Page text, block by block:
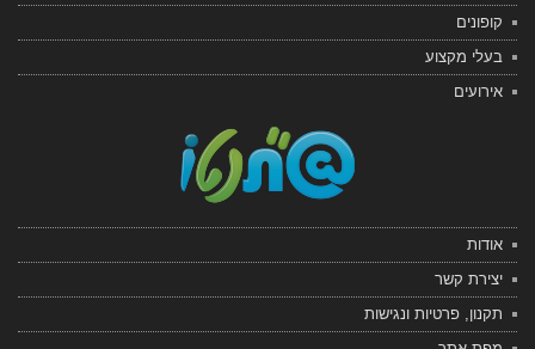
קופונים
בעלי מקצוע
אירועים
אודות
יצירת קשר
תקנון, פרטיות ונגישות